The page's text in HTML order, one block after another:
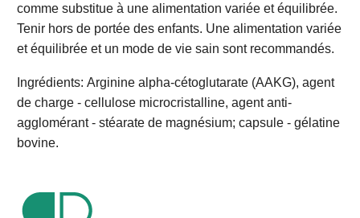
comme substitue à une alimentation variée et équilibrée.
Tenir hors de portée des enfants. Une alimentation variée
et équilibrée et un mode de vie sain sont recommandés.
Ingrédients: Arginine alpha-cétoglutarate (AAKG), agent
de charge - cellulose microcristalline, agent anti-
agglomérant - stéarate de magnésium; capsule - gélatine
bovine.